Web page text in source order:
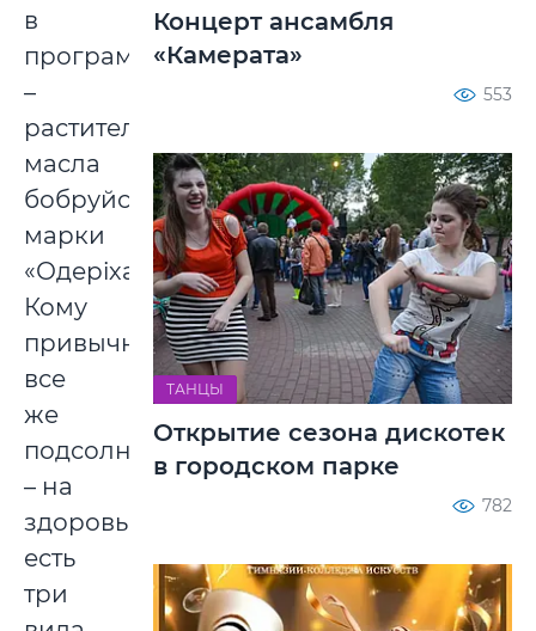
в
программе
–
растительные
масла
бобруйской
марки
«Одеріха».
Кому
привычнее
все
же
подсолнечное
– на
здоровье,
есть
три
Концерт ансамбля
«Камерата»
553
ТАНЦЫ
Открытие сезона дискотек
в городском парке
782